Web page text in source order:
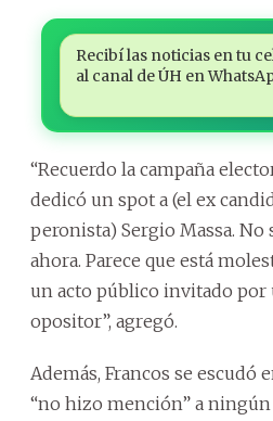
Recibí las noticias en tu
al canal de ÚH en
“Recuerdo la campaña
dedicó un spot a (el ex
peronista) Sergio Massa. No
ahora. Parece que está
un acto público invitado
opositor”, agregó.
Además, Francos se escudó
“no hizo mención” a